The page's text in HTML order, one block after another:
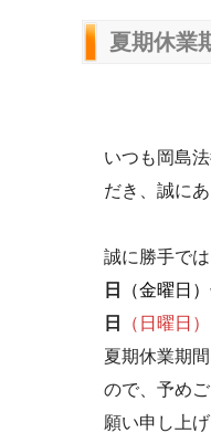
夏期休業
いつも岡島
だき、誠に
誠に勝手では
日
（金曜日
日
（日曜日）
夏期休業期
ので、予め
願い申し上げ